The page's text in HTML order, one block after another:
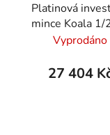
Platinová
mince Koala 1/
Vyprodáno
27 404